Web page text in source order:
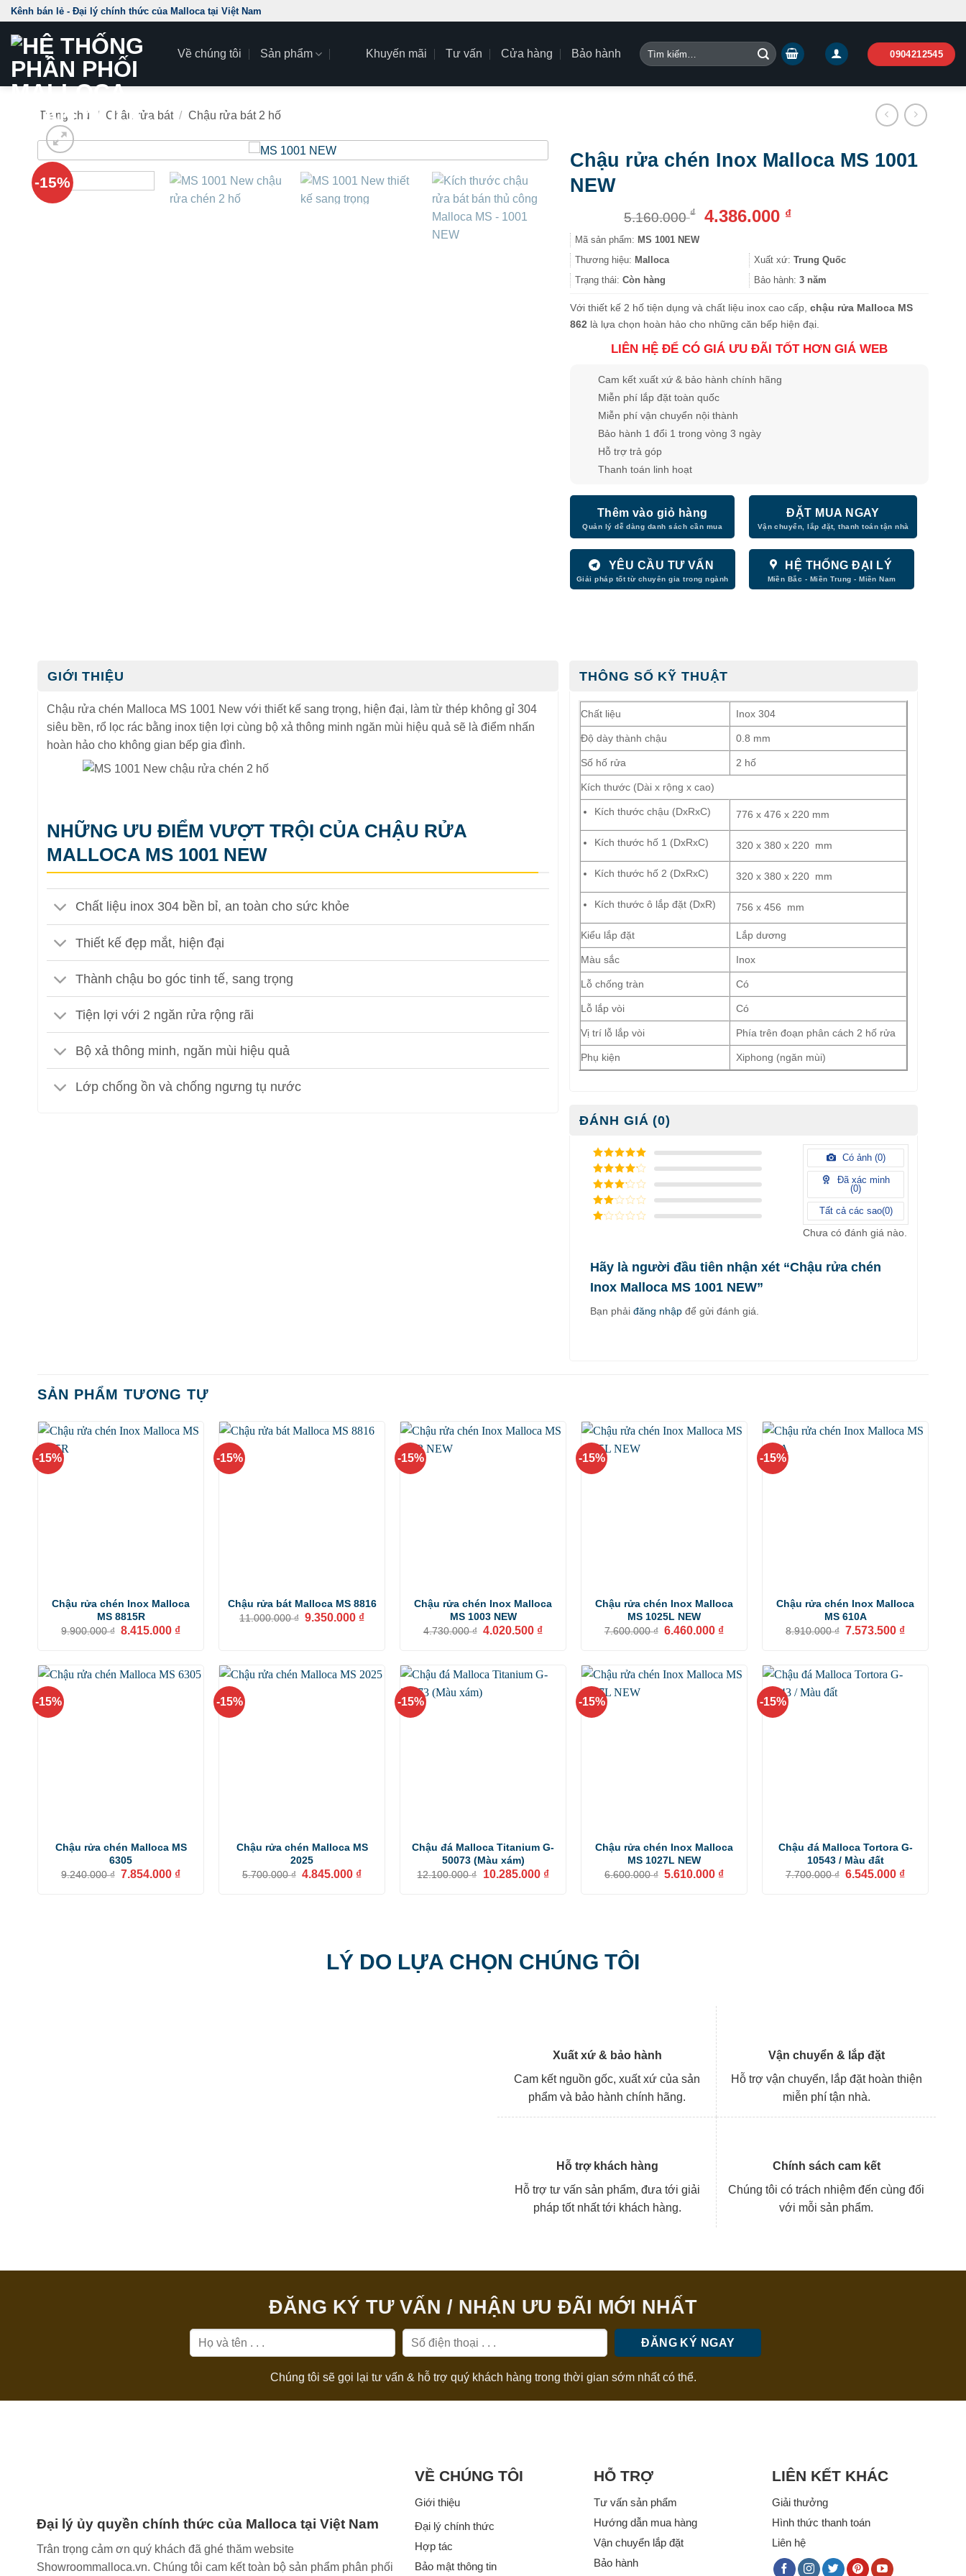
Skip
content
Kênh bán lẻ - Đại lý chính thức của Malloca tại Việt Nam
Về chúng tôi Sản phẩm Khuyến mãi Tư vấn Cửa hàng Bảo hành
Tìm
kiếm:
0904212545
Trang chủ / Chậu rửa bát / Chậu rửa bát 2 hố
-15%
Chậu rửa chén Inox Malloca MS 1001
NEW
5.160.000₫
Giá
5.160.000 ₫.
4.386.000 ₫Giá
là:
4.386.000 ₫.
Mã sản phẩm: MS 1001 NEW
Thương hiệu: Malloca Xuất xứ:Trung Quốc
Trạng thái: Còn hàng Bảo hành:3 năm
Với thiết kế 2 hố tiện dụng và chất liệu inox cao cấp, chậu rửa Malloca MS
862 là lựa chọn hoàn hảo cho những căn bếp hiện đại.
LIÊN HỆ ĐỂ CÓ GIÁ ƯU ĐÃI TỐT HƠN GIÁ WEB
Cam kết xuất xứ & bảo hành chính hãng
Miễn phí lắp đặt toàn quốc
Miễn phí vận chuyển nội thành
Bảo hành 1 đổi 1 trong vòng 3 ngày
Hỗ trợ trả góp
Thanh toán linh hoạt
Thêm vào giỏ hàng ĐẶT MUA NGAY
YÊU CẦU TƯ VẤN HỆ THỐNG ĐẠI LÝ
GIỚI THIỆU
Chậu rửa chén Malloca MS 1001 New với thiết kế sang trọng, hiện đại, làm từ thép không gỉ 304
siêu bền, rổ lọc rác bằng inox tiện lợi cùng bộ xả thông minh ngăn mùi hiệu quả sẽ là điểm nhấn
hoàn hảo cho không gian bếp gia đình.
NHỮNG ƯU ĐIỂM VƯỢT TRỘI CỦA CHẬU RỬA
MALLOCA MS 1001 NEW
Chất liệu inox 304 bền bỉ, an toàn cho sức khỏe
Thiết kế đẹp mắt, hiện đại
Thành chậu bo góc tinh tế, sang trọng
Tiện lợi với 2 ngăn rửa rộng rãi
Bộ xả thông minh, ngăn mùi hiệu quả
Lớp chống ồn và chống ngưng tụ nước
THÔNG SỐ KỸ THUẬT
Chất liệu Inox 304
Độ dày thành chậu 0.8 mm
Số hố rửa 2 hố
Kích thước (Dài x rộng x cao)
Kích thước chậu (DxRxC) 776 x 476 x 220 mm
Kích thước hố 1 (DxRxC) 320 x 380 x 220 mm
Kích thước hố 2 (DxRxC) 320 x 380 x 220 mm
Kích thước ô lắp đặt (DxR) 756 x 456 mm
Kiểu lắp đặt Lắp dương
Màu sắc Inox
Lỗ chống tràn Có
Lỗ lắp vòi Có
Vị trí lỗ lắp vòi Phía trên đoạn phân cách 2 hố rửa
Phụ kiện Xiphong (ngăn mùi)
ĐÁNH GIÁ (0)
5/ 5 điểm
4/ 5
điểm
3/ 5
điểm
2/
điểm
Có ảnh (0)
Đã xác minh
(0)
Tất cả các sao(0)
Chưa có đánh giá nào.
Hãy là người đầu tiên nhận xét “Chậu rửa chén
Inox Malloca MS 1001 NEW”
Bạn phảiđăng nhập để gửi đánh giá.
SẢN PHẨM TƯƠNG TỰ
-15%
Chậu rửa chén Inox Malloca
MS 8815R
9.900.000₫ Giá
8.415.000 ₫Giá
8.415.000 ₫.
-15%
Chậu rửa bát Malloca MS 8816
11.000.000₫ Giá
9.350.000 ₫Giá
-15%
Chậu rửa chén Inox Malloca
MS 1003 NEW
4.730.000₫ Giá
4.020.500 ₫Giá
4.020.500 ₫.
-15%
Chậu rửa chén Inox Malloca
MS 1025L NEW
7.600.000₫ Giá
6.460.000 ₫Giá
6.460.000 ₫.
-15%
Chậu rửa chén Inox Malloca
MS 610A
8.910.000₫ Giá
7.573.500 ₫Giá
-15%
Chậu rửa chén Malloca MS
6305
9.240.000₫ Giá
7.854.000 ₫Giá
-15%
Chậu rửa chén Malloca MS
2025
5.700.000₫ Giá
4.845.000 ₫Giá
-15%
Chậu đá Malloca Titanium G-
50073 (Màu xám)
12.100.000₫
Giá
10.285.000 ₫Giá
-15%
Chậu rửa chén Inox Malloca
MS 1027L NEW
6.600.000₫ Giá
5.610.000 ₫Giá
-15%
Chậu đá Malloca Tortora G-
10543 / Màu đất
7.700.000₫ Giá
6.545.000 ₫Giá
LÝ DO LỰA CHỌN CHÚNG TÔI
Xuất xứ & bảo hành
Cam kết nguồn gốc, xuất xứ của sản
phẩm và bảo hành chính hãng.
Vận chuyển & lắp đặt
Hỗ trợ vận chuyển, lắp đặt hoàn thiện
miễn phí tận nhà.
Hỗ trợ khách hàng
Hỗ trợ tư vấn sản phẩm, đưa tới giải
pháp tốt nhất tới khách hàng.
Chính sách cam kết
Chúng tôi có trách nhiệm đến cùng đối
với mỗi sản phẩm.
ĐĂNG KÝ TƯ VẤN / NHẬN ƯU ĐÃI MỚI NHẤT
Chúng tôi sẽ gọi lại tư vấn & hỗ trợ quý khách hàng trong thời gian sớm nhất có thể.
Đại lý ủy quyền chính thức của Malloca tại Việt Nam
Trân trọng cảm ơn quý khách đã ghé thăm website
Showroommalloca.vn. Chúng tôi cam kết toàn bộ sản phẩm phân phối
VỀ CHÚNG TÔI
Giới thiệu
Đại lý chính thức
Hợp tác
Bảo mật thông tin
HỖ TRỢ
Tư vấn sản phẩm
Hướng dẫn mua hàng
Vận chuyển lắp đặt
Bảo hành
LIÊN KẾT KHÁC
Giải thưởng
Hình thức thanh toán
Liên hệ